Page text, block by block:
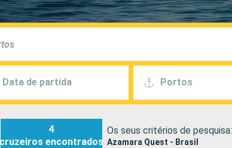
Data de partida Portos
4
cruzeiros encontrados
Os seus critérios de pesquisa:
Azamara Quest - Brasil